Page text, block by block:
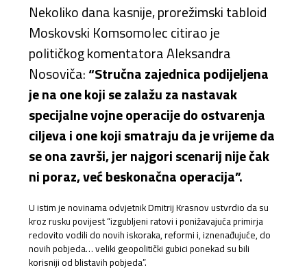
Nekoliko dana kasnije, prorežimski tabloid
Moskovski Komsomolec citirao je
političkog komentatora Aleksandra
Nosoviča:“Stručna zajednica podijeljena
je na one koji se zalažu za nastavak
specijalne vojne operacije do ostvarenja
ciljeva i one koji smatraju da je vrijeme da
se ona završi, jer najgori scenarij nije čak
ni poraz, već beskonačna operacija”.
U istim je novinama odvjetnik Dmitrij Krasnov ustvrdio da su
kroz rusku povijest “izgubljeni ratovi i ponižavajuća primirja
redovito vodili do novih iskoraka, reformi i, iznenađujuće, do
novih pobjeda… veliki geopolitički gubici ponekad su bili
korisniji od blistavih pobjeda”.